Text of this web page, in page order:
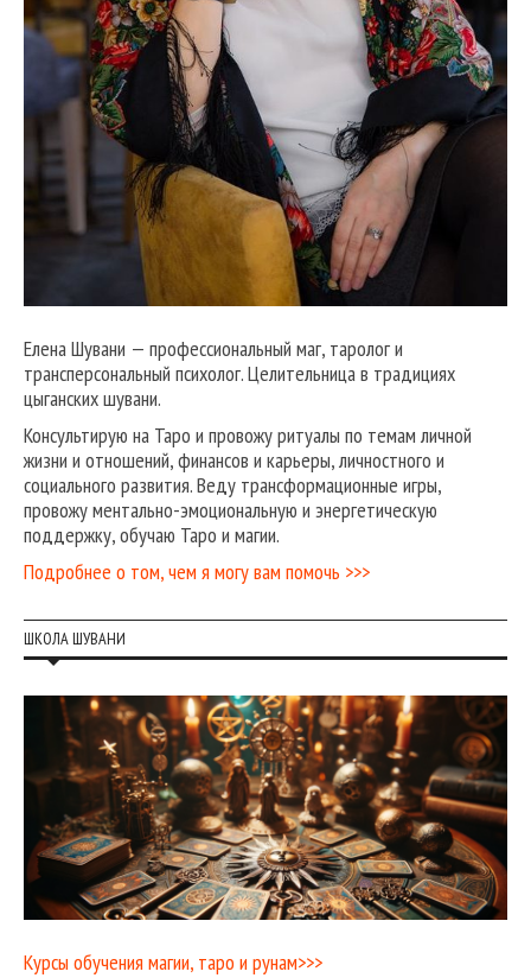
Елена Шувани — профессиональный маг, таролог и
трансперсональный психолог. Целительница в традициях
цыганских шувани.
Консультирую на Таро и провожу ритуалы по темам личной
жизни и отношений, финансов и карьеры, личностного и
социального развития. Веду трансформационные игры,
провожу ментально-эмоциональную и энергетическую
поддержку, обучаю Таро и магии.
Подробнее о том, чем я могу вам помочь >>>
ШКОЛА ШУВАНИ
Курсы обучения магии, таро и рунам>>>